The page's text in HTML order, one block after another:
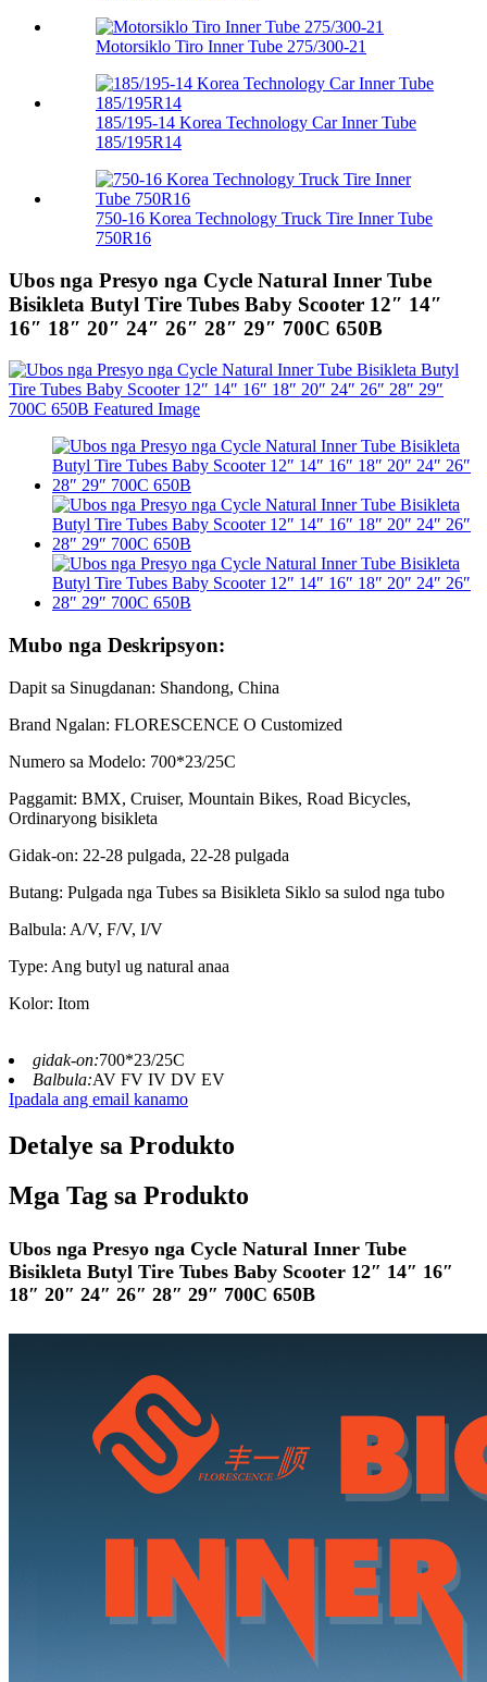
Motorsiklo Tiro Inner Tube 275/300-21
185/195-14 Korea Technology Car Inner Tube
185/195R14
750-16 Korea Technology Truck Tire Inner Tube
750R16
Ubos nga Presyo nga Cycle Natural Inner Tube
Bisikleta Butyl Tire Tubes Baby Scooter 12″ 14″
16″ 18″ 20″ 24″ 26″ 28″ 29″ 700C 650B
Mubo nga Deskripsyon:
Dapit sa Sinugdanan: Shandong, China
Brand Ngalan: FLORESCENCE O Customized
Numero sa Modelo: 700*23/25C
Paggamit: BMX, Cruiser, Mountain Bikes, Road Bicycles,
Ordinaryong bisikleta
Gidak-on: 22-28 pulgada, 22-28 pulgada
Butang: Pulgada nga Tubes sa Bisikleta Siklo sa sulod nga tubo
Balbula: A/V, F/V, I/V
Type: Ang butyl ug natural anaa
Kolor: Itom
gidak-on:700*23/25C
Balbula:AV FV IV DV EV
Ipadala ang email kanamo
Detalye sa Produkto
Mga Tag sa Produkto
Ubos nga Presyo nga Cycle Natural Inner Tube
Bisikleta Butyl Tire Tubes Baby Scooter 12″ 14″ 16″
18″ 20″ 24″ 26″ 28″ 29″ 700C 650B